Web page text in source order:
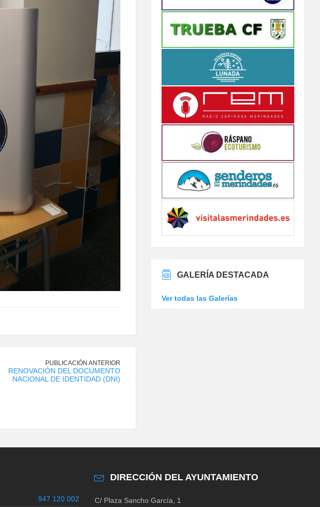
PUBLICACIÓN ANTERIOR
RENOVACIÓN DEL DOCUMENTO
NACIONAL DE IDENTIDAD (DNI)
GALERÍA DESTACADA
Ver todas las Galerías
947 120 002
DIRECCIÓN DEL AYUNTAMIENTO
C/ Plaza Sancho García, 1